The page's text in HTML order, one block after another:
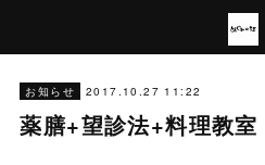
お知らせ 2017.10.27 11:22
薬膳+望診法+料理教室